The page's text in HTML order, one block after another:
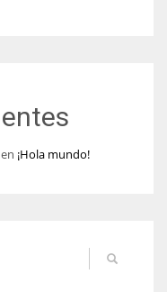
en ¡Hola mundo!